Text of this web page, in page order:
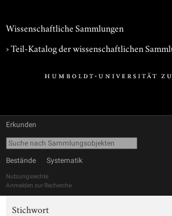
Wissenschaftliche Sammlungen
› Teil-Katalog der wissenschaftlichen
Erkunden
Bestände Systematik
Nutzungsrechte
Anmelden zur Recherche
Stichwort